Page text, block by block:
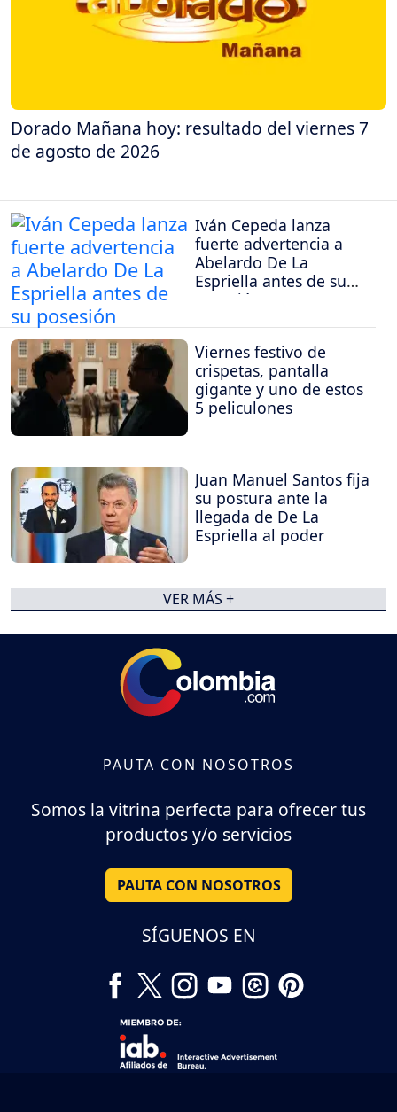
Dorado Mañana hoy: resultado del viernes 7
de agosto de 2026
Iván Cepeda lanza
fuerte advertencia a
Abelardo De La
Espriella antes de su
posesión
Viernes festivo de
crispetas, pantalla
gigante y uno de estos
5 peliculones
Juan Manuel Santos fija
su postura ante la
llegada de De La
Espriella al poder
VER MÁS +
PAUTA CON NOSOTROS
Somos la vitrina perfecta para ofrecer tus
productos y/o servicios
PAUTA CON NOSOTROS
SÍGUENOS EN